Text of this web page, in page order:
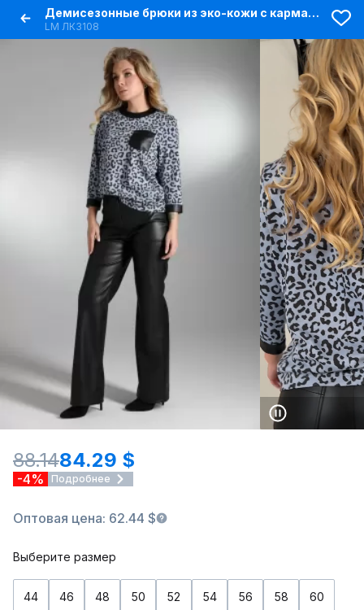
Демисезонные брюки из эко-кожи с карманами и молнией
LM ЛК3108
88.1484.29 $
-4% Подробнее
Оптовая цена: 62.44 $
Выберите размер
44 46 48 50 52 54 56 58 60